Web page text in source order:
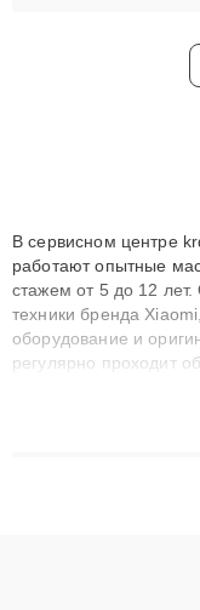
В сервисном центре
работают опытные
стажем от 5 до 12
техники бренда
оборудование и
регулярно проходит
технику с